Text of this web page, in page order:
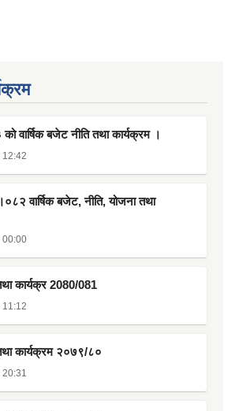
वार्षिक बजेट नीति तथा कार्यक्रम ।
12:42
वार्षिक बजेट, नीति, योजना तथा
00:00
कार्यक्र 2080/081
11:12
कार्यक्रम २०७९/८०
20:31